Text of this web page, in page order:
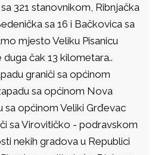
321 stanovnikom, Ribnjačka
sa 16 i Bačkovica sa
mjesto Veliku Pisanicu
čak 13 kilometara..
graniči sa općinom
sa općinom Nova
sa općinom Veliki Grđevac
sa Virovitičko - podravskom
nekih gradova u Republici